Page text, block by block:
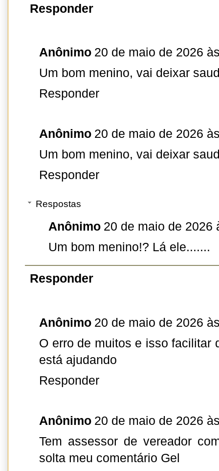
Responder
Anônimo 20 de maio de 2026
Um bom menino, vai deixar
Responder
Anônimo 20 de maio de 2026
Um bom menino, vai deixar
Responder
Respostas
Anônimo 20 de maio de 2026
Um bom menino!? Lá ele.......
Responder
Anônimo 20 de maio de 2026
O erro de muitos e isso facilitar
está ajudando
Responder
Anônimo 20 de maio de 2026
Tem assessor de vereador
solta meu comentário Gel